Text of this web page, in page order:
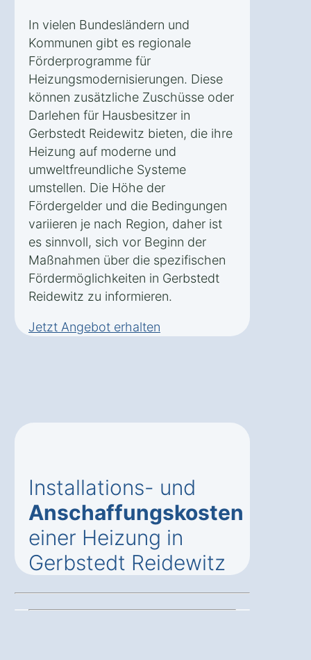
In vielen Bundesländern und
Kommunen gibt es regionale
Förderprogramme für
Heizungsmodernisierungen. Diese
können zusätzliche Zuschüsse oder
Darlehen für Hausbesitzer in
Gerbstedt Reidewitz bieten, die ihre
Heizung auf moderne und
umweltfreundliche Systeme
umstellen. Die Höhe der
Fördergelder und die Bedingungen
variieren je nach Region, daher ist
es sinnvoll, sich vor Beginn der
Maßnahmen über die spezifischen
Fördermöglichkeiten in Gerbstedt
Reidewitz zu informieren.
Jetzt Angebot erhalten
Installations- und
Anschaffungskosten
einer Heizung in
Gerbstedt Reidewitz